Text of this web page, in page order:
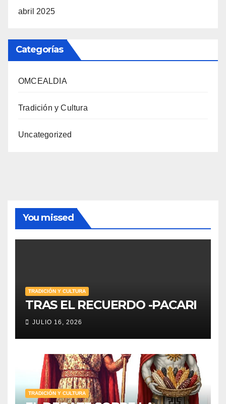
abril 2025
Categorías
OMCEALDIA
Tradición y Cultura
Uncategorized
You missed
TRADICIÓN Y CULTURA
TRAS EL RECUERDO -PACARI
JULIO 16, 2026
TRADICIÓN Y CULTURA